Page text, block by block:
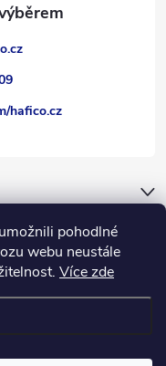
pohodlné
webu neustále
Více zde
hafico.cz
práva vyhrazena.